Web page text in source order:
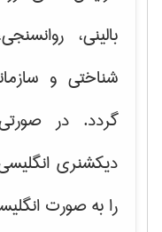
بالینی،
شناختی و
گردد. در
دیکشنری
را به صورت